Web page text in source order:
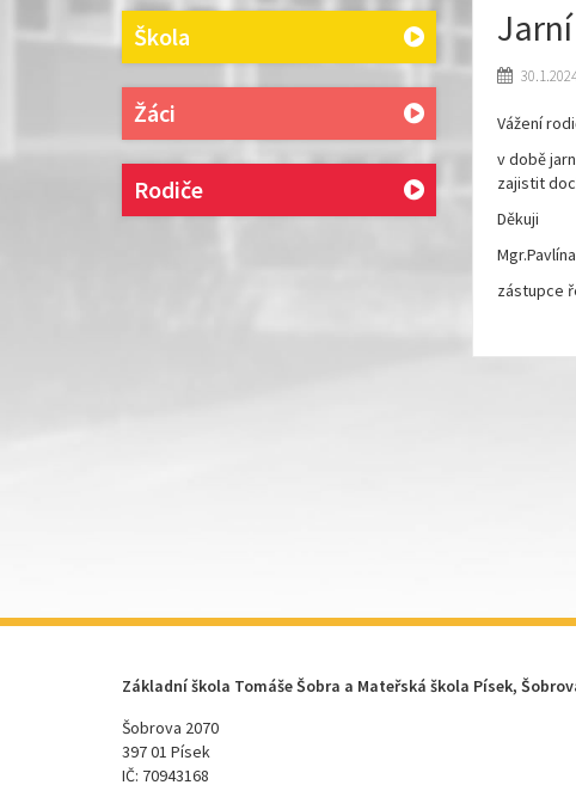
Škola
Žáci
Rodiče
Vážení
v době
zajistit
Děkuji
zástupce
Základní škola Tomáše Šobra a Mateřská škola Písek,
Šobrova 2070
397 01 Písek
IČ: 70943168